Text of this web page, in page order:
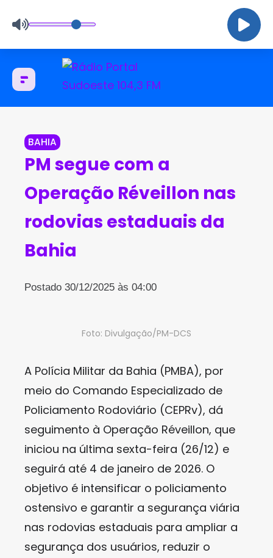
BAHIA
PM segue com a
Operação Réveillon nas
rodovias estaduais da
Bahia
Postado 30/12/2025 às 04:00
Foto: Divulgação/PM-DCS
A Polícia Militar da Bahia (PMBA), por
meio do Comando Especializado de
Policiamento Rodoviário (CEPRv), dá
seguimento à Operação Réveillon, que
iniciou na última sexta-feira (26/12) e
seguirá até 4 de janeiro de 2026. O
objetivo é intensificar o policiamento
ostensivo e garantir a segurança viária
nas rodovias estaduais para ampliar a
segurança dos usuários, reduzir o